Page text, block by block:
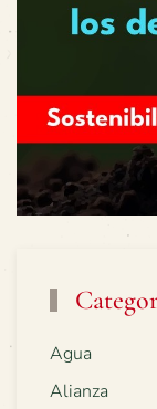
Agua
Alianza